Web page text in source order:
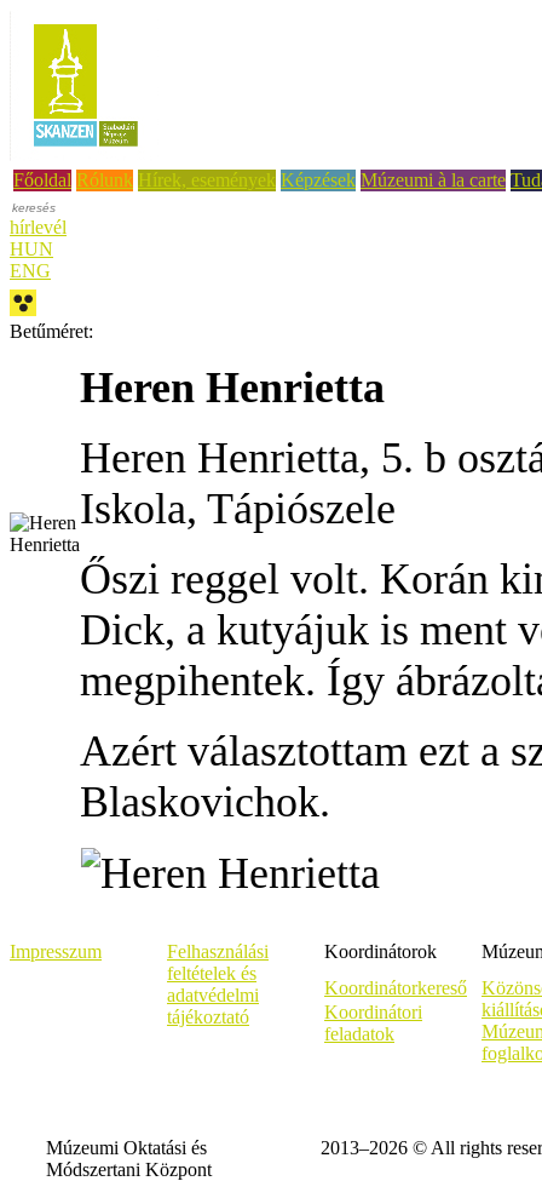
Főoldal Rólunk Hírek, események Képzések Múzeumi à la carte
hírlevél
HUN
ENG
Betűméret:
Heren Henrietta
Heren Henrietta, 5. b
Iskola, Tápiószele
Őszi reggel volt. Korán
Dick, a kutyájuk is ment
megpihentek. Így
Azért választottam ezt a
Blaskovichok.
Impresszum
Felhasználási
feltételek és
adatvédelmi
tájékoztató
Koordinátorok
Koordinátorkereső
Koordinátori
feladatok
Múzeumi Oktatási és
Módszertani Központ
2013–2026 © All rights